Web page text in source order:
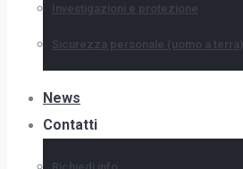
Investigazioni e protezione
Sicurezza personale (uomo a terra)
News
Contatti